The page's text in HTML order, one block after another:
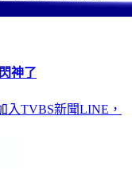
神了
入TVBS新聞LINE，